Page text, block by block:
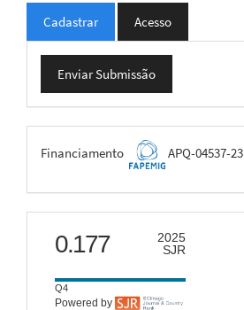
Cadastrar Acesso
Enviar
Submissão
Enviar Submissão
FAPEMIG
Financiamento APQ-04537-23
scimago
0.177
2025
SJR
Q4
Powered by